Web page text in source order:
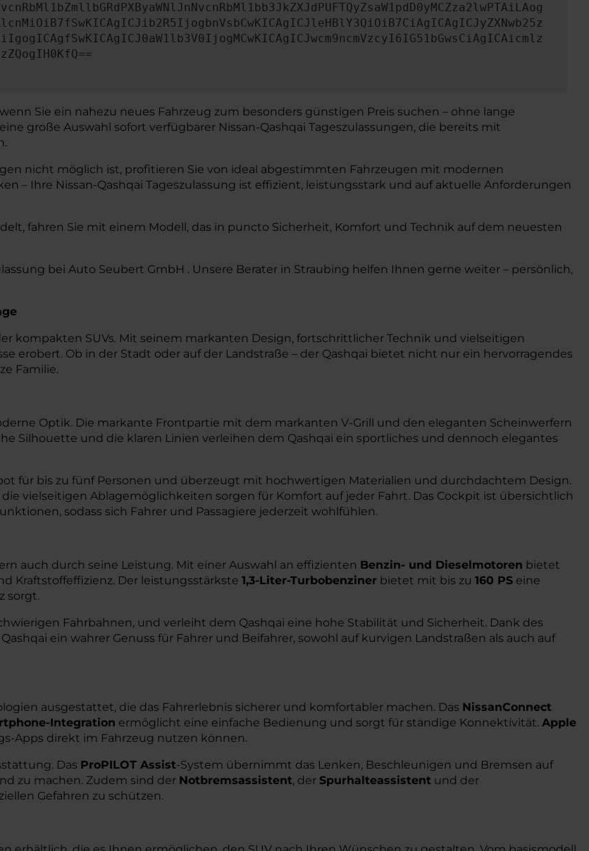
Sie ein nahezu neues Fahrzeug zum besonders günstigen Preis suchen – ohne lange
große Auswahl sofort verfügbarer Nissan-Qashqai Tageszulassungen, die bereits mit
nicht möglich ist, profitieren Sie von ideal abgestimmten Fahrzeugen mit modernen
– Ihre Nissan-Qashqai Tageszulassung ist effizient, leistungsstark und auf aktuelle Anforderungen
fahren Sie mit einem Modell, das in puncto Sicherheit, Komfort und Technik auf dem neuesten
bei Auto Seubert GmbH . Unsere Berater in Straubing helfen Ihnen gerne weiter – persönlich,
kompakten SUVs. Mit seinem markanten Design, fortschrittlicher Technik und vielseitigen
erobert. Ob in der Stadt oder auf der Landstraße – der Qashqai bietet nicht nur ein hervorragendes
Familie.
Optik. Die markante Frontpartie mit dem markanten V-Grill und den eleganten Scheinwerfern
Silhouette und die klaren Linien verleihen dem Qashqai ein sportliches und dennoch elegantes
für bis zu fünf Personen und überzeugt mit hochwertigen Materialien und durchdachtem Design.
vielseitigen Ablagemöglichkeiten sorgen für Komfort auf jeder Fahrt. Das Cockpit ist übersichtlich
sodass sich Fahrer und Passagiere jederzeit wohlfühlen.
auch durch seine Leistung. Mit einer Auswahl an effizienten Benzin- und Dieselmotoren bietet
Kraftstoffeffizienz. Der leistungsstärkste 1,3-Liter-Turbobenziner bietet mit bis zu 160 PS eine
sorgt.
Fahrbahnen, und verleiht dem Qashqai eine hohe Stabilität und Sicherheit. Dank des
ein wahrer Genuss für Fahrer und Beifahrer, sowohl auf kurvigen Landstraßen als auch auf
ausgestattet, die das Fahrerlebnis sicherer und komfortabler machen. Das NissanConnect
Integration ermöglicht eine einfache Bedienung und sorgt für ständige Konnektivität. Apple
Apps direkt im Fahrzeug nutzen können.
Das ProPILOT Assist-System übernimmt das Lenken, Beschleunigen und Bremsen auf
zu machen. Zudem sind der Notbremsassistent, der Spurhalteassistent und der
Gefahren zu schützen.